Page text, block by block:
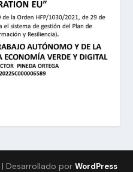
| Desarrollado por WordPress